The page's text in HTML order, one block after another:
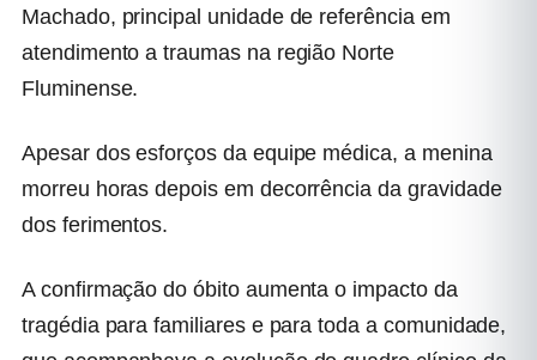
Machado, principal unidade de referência em
atendimento a traumas na região Norte
Fluminense.
Apesar dos esforços da equipe médica, a menina
morreu horas depois em decorrência da gravidade
dos ferimentos.
A confirmação do óbito aumenta o impacto da
tragédia para familiares e para toda a comunidade,